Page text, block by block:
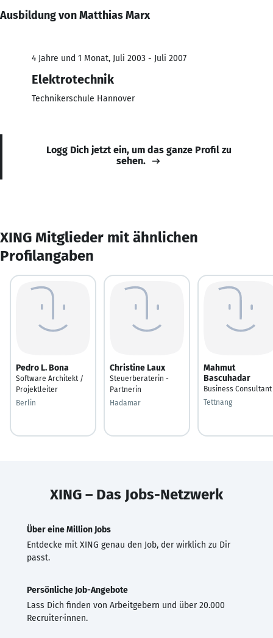
Ausbildung von Matthias Marx
4 Jahre und 1 Monat, Juli 2003 - Juli 2007
Elektrotechnik
Technikerschule Hannover
Logg Dich jetzt ein, um das ganze Profil zu
sehen.
XING Mitglieder mit ähnlichen
Profilangaben
Pedro L. Bona
Software Architekt /
Projektleiter
Berlin
Christine Laux
Steuerberaterin -
Partnerin
Hadamar
Mahmut
Bascuhadar
Business Consultant
Tettnang
XING – Das Jobs-Netzwerk
Über eine Million Jobs
Entdecke mit XING genau den Job, der wirklich zu Dir
passt.
Persönliche Job-Angebote
Lass Dich finden von Arbeitgebern und über 20.000
Recruiter·innen.